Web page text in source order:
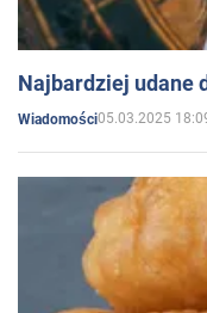
Najbardziej udane
Wiadomości05.03.2025